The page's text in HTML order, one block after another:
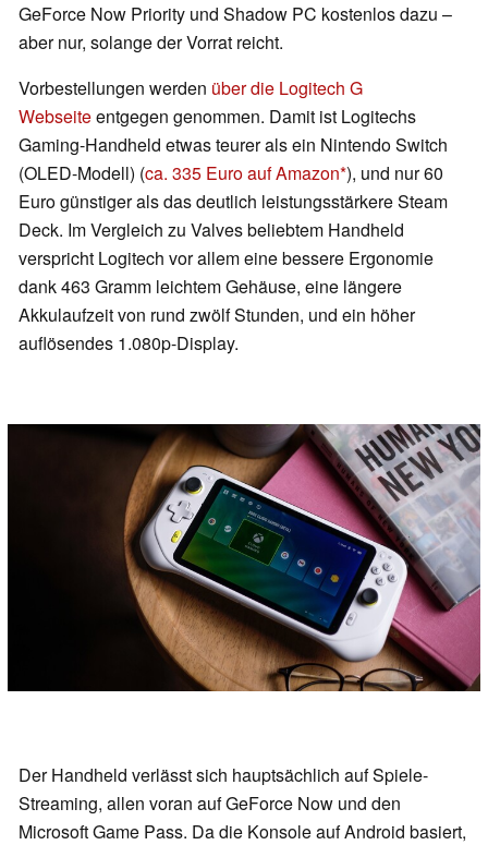
GeForce Now Priority und Shadow PC kostenlos dazu –
aber nur, solange der Vorrat reicht.
Vorbestellungen werden über die Logitech G
Webseiteentgegen genommen. Damit ist Logitechs
Gaming-Handheld etwas teurer als ein Nintendo Switch
(OLED-Modell) (ca. 335 Euro auf Amazon ), und nur 60
Euro günstiger als das deutlich leistungsstärkere Steam
Deck. Im Vergleich zu Valves beliebtem Handheld
verspricht Logitech vor allem eine bessere Ergonomie
dank 463 Gramm leichtem Gehäuse, eine längere
Akkulaufzeit von rund zwölf Stunden, und ein höher
auflösendes 1.080p-Display.
Der Handheld verlässt sich hauptsächlich auf Spiele-
Streaming, allen voran auf GeForce Now und den
Microsoft Game Pass. Da die Konsole auf Android basiert,